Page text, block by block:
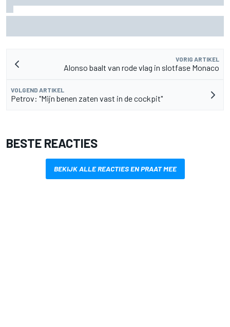
VORIG ARTIKEL
Alonso baalt van rode vlag in slotfase Monaco
VOLGEND ARTIKEL
Petrov: "Mijn benen zaten vast in de cockpit"
BESTE REACTIES
BEKIJK ALLE REACTIES EN PRAAT MEE